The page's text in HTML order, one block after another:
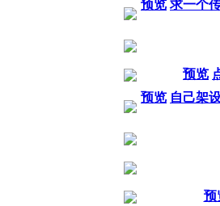
预览 求一个
预览
预览 自己架
预